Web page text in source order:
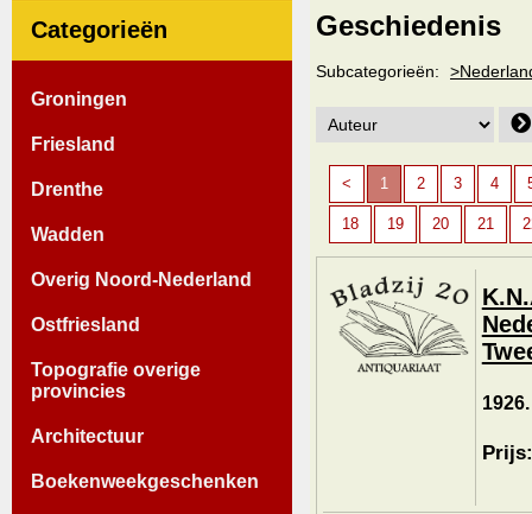
Categorieën
Groningen
Friesland
Drenthe
Wadden
Overig Noord-Nederland
Ostfriesland
Topografie overige
provincies
Architectuur
Boekenweekgeschenken
Geschiedenis
Subcategorieën:
< 1 2 3 4
18 19 20 21